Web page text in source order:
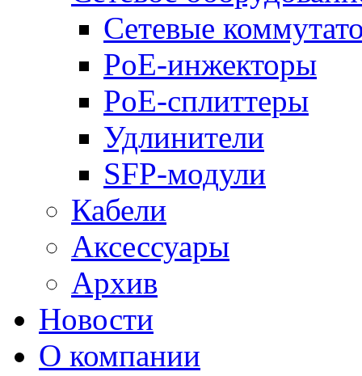
Сетевые
PoE-инжекторы
PoE-сплиттеры
Удлинители
SFP-модули
Кабели
Аксессуары
Архив
Новости
О компании